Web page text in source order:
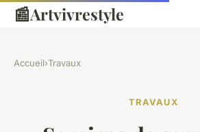
📰Artvivrestyle
Accueil›Travaux
TRAVAUX